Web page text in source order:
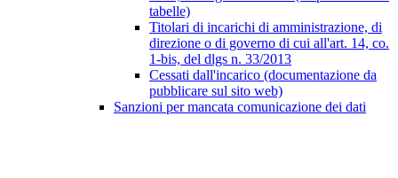
tabelle)
Titolari di incarichi di amministrazione, di
direzione o di governo di cui all'art. 14, co.
1-bis, del dlgs n. 33/2013
Cessati dall'incarico (documentazione da
pubblicare sul sito web)
Sanzioni per mancata comunicazione dei dati